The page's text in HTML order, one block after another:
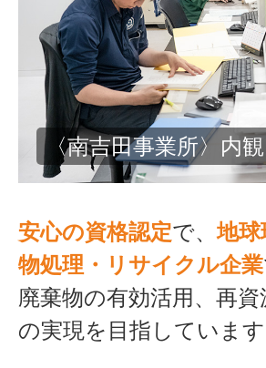
〈本社〉外観
安心の資格認定で、地
物処理・リサイクル企業
廃棄物の有効活用、再
の実現を目指しています